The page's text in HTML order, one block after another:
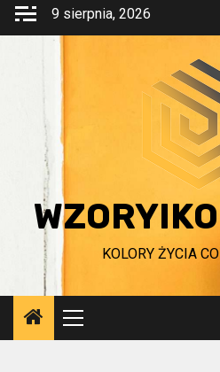
Przejdź
9 sierpnia, 2026
KOLORY ŻYCIA
Menu
główne